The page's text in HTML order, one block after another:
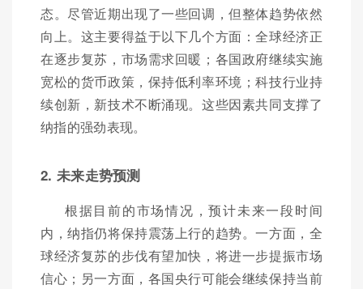
态。尽管近期出现了一些回调，但整体趋势依然
向上。这主要得益于以下几个方面：全球经济正
在逐步复苏，市场需求回暖；各国政府继续实施
宽松的货币政策，保持低利率环境；科技行业持
续创新，新技术不断涌现。这些因素共同支撑了
纳指的强劲表现。
2. 未来走势预测
根据目前的市场情况，预计未来一段时间
内，纳指仍将保持震荡上行的趋势。一方面，全
球经济复苏的步伐有望加快，将进一步提振市场
信心；另一方面，各国央行可能会继续保持当前